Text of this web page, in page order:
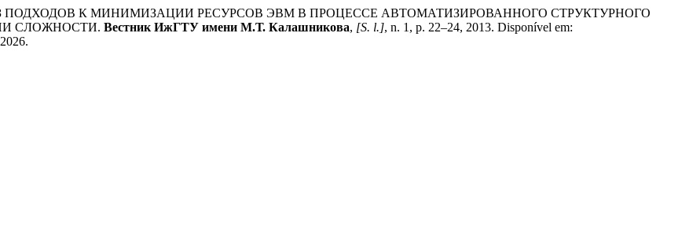
ПОДХОДОВ К МИНИМИЗАЦИИ РЕСУРСОВ ЭВМ В ПРОЦЕССЕ АВТОМАТИЗИРОВАННОГО СТРУКТУРНОГО
СЛОЖНОСТИ. Вестник ИжГТУ имени М.Т. Калашникова, [S. l.], n. 1, p. 22–24, 2013. Disponível em: